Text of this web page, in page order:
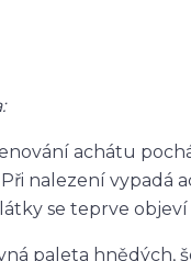
achátu
nalezení vypadá
se teprve
paleta hnědých,